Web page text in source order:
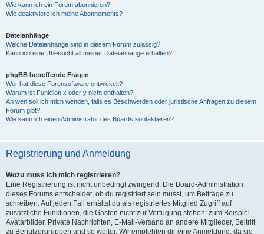
Wie kann ich ein Forum abonnieren?
Wie deaktiviere ich meine Abonnements?
Dateianhänge
Welche Dateianhänge sind in diesem Forum zulässig?
Kann ich eine Übersicht all meiner Dateianhänge erhalten?
phpBB betreffende Fragen
Wer hat diese Forensoftware entwickelt?
Warum ist Funktion x oder y nicht enthalten?
An wen soll ich mich wenden, falls es Beschwerden oder juristische Anfragen zu diesem
Forum gibt?
Wie kann ich einen Administrator des Boards kontaktieren?
Registrierung und Anmeldung
Wozu muss ich mich registrieren?
Eine Registrierung ist nicht unbedingt zwingend. Die Board-Administration
dieses Forums entscheidet, ob du registriert sein musst, um Beiträge zu
schreiben. Auf jeden Fall erhältst du als registriertes Mitglied Zugriff auf
zusätzliche Funktionen, die Gästen nicht zur Verfügung stehen: zum Beispiel
Avatarbilder, Private Nachrichten, E-Mail-Versand an andere Mitglieder, Beitritt
zu Benutzergruppen und so weiter. Wir empfehlen dir eine Anmeldung, da sie